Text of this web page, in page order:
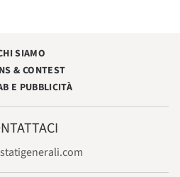
SIAMO
& CONTEST
E PUBBLICITÀ